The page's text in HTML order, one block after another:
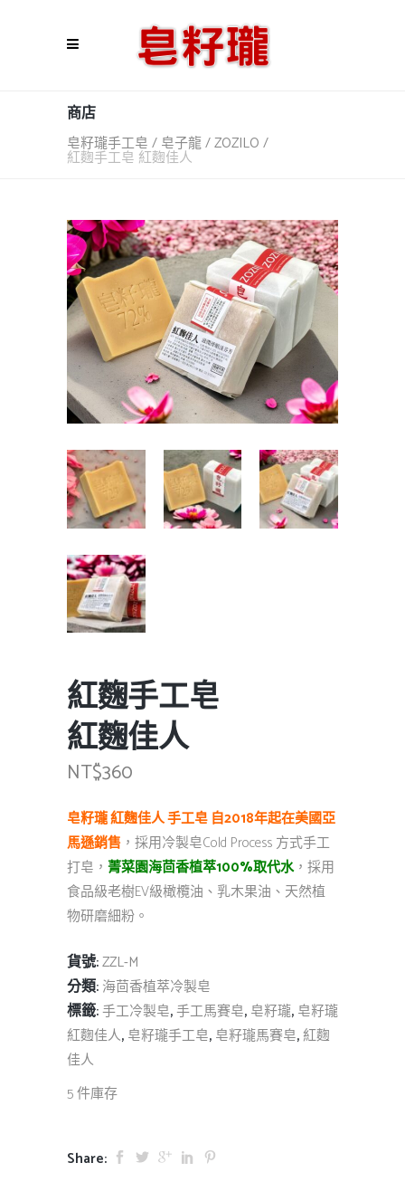
商店
皂籽瓏手工皂 / 皂子龍 / ZOZILO /
紅麴手工皂 紅麴佳人
紅麴手工皂
紅麴佳人
NT$360
皂籽瓏 紅麴佳人 手工皂 自2018年起在美國亞
馬遜銷售 ，採用冷製皂Cold Process 方式手工
打皂， 菁菜園海茴香植萃100%取代水，採用
食品級老樹EV級橄欖油、乳木果油、天然植
物研磨細粉。
貨號:ZZL-M
分類: 海茴香植萃冷製皂
標籤:手工冷製皂,手工馬賽皂, 皂籽瓏, 皂籽瓏
紅麴佳人, 皂籽瓏手工皂, 皂籽瓏馬賽皂, 紅麴
佳人
5 件庫存
Share: